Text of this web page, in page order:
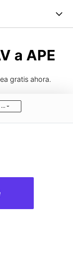
a APE
gratis ahora.
...